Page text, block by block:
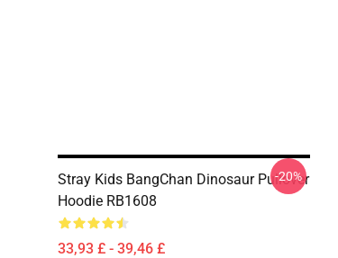
Stray Kids BangChan Dinosaur Pullover
Hoodie RB1608
33,93 £ - 39,46 £
-20%